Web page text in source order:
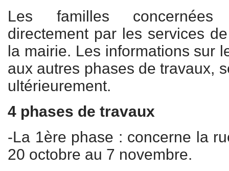
Les familles concernées
directement par les services
la mairie. Les informations sur
aux autres phases de travaux,
ultérieurement.
4 phases de travaux
-La 1ère phase : concerne la
20 octobre au 7 novembre.